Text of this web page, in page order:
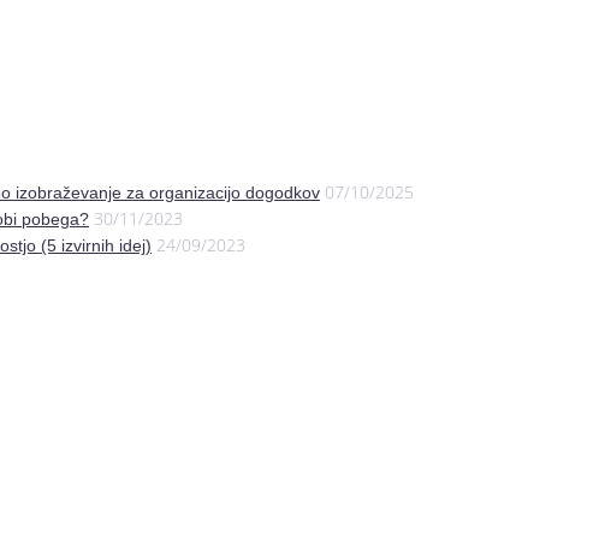
izobraževanje za organizacijo dogodkov 07/10/2025
pobega? 30/11/2023
(5 izvirnih idej) 24/09/2023